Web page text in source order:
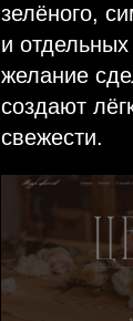
зелёного,
и
желание
создают
свежести.